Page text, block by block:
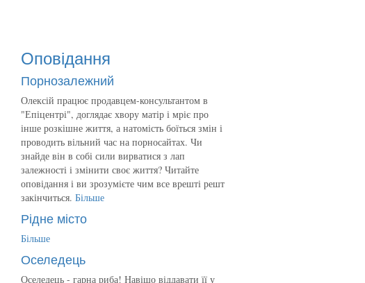
Оповідання
Порнозалежний
Олексій працює продавцем-консультантом в
"Епіцентрі", доглядає хвору матір і мріє про
інше розкішне життя, а натомість боїться змін і
проводить вільний час на порносайтах. Чи
знайде він в собі сили вирватися з лап
залежності і змінити своє життя? Читайте
оповідання і ви зрозумієте чим все врешті решт
закінчиться. Більше
Рідне місто
Більше
Оселедець
Оселедець - гарна риба! Навіщо віддавати її у